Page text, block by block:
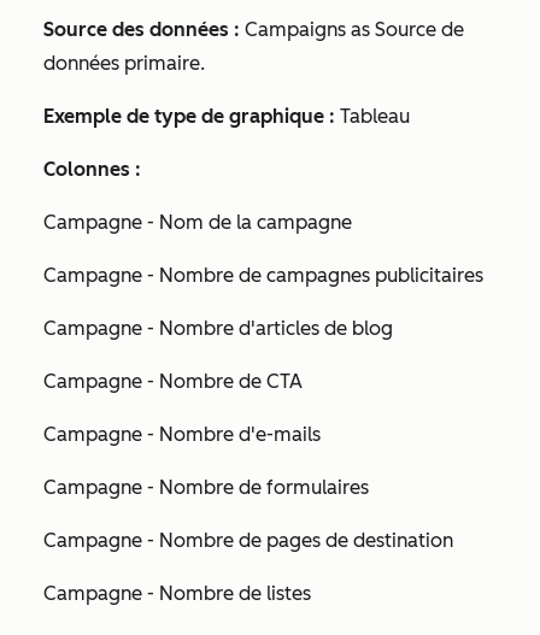
Source des données : Campaigns as Source de
données primaire.
Exemple de type de graphique : Tableau
Colonnes :
Campagne - Nom de la campagne
Campagne - Nombre de campagnes publicitaires
Campagne - Nombre d'articles de blog
Campagne - Nombre de CTA
Campagne - Nombre d'e-mails
Campagne - Nombre de formulaires
Campagne - Nombre de pages de destination
Campagne - Nombre de listes